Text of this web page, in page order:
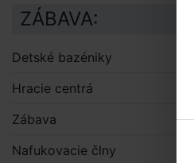
ZÁBAVA:
Detské bazéniky
Hracie centrá
Zábava
Nafukovacie člny